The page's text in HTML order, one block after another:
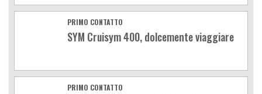
PRIMO CONTATTO
SYM Cruisym 400, dolcemente viaggiare
PRIMO CONTATTO